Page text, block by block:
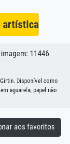
artística
11446
Disponível como
aguarela, papel não
aos favoritos